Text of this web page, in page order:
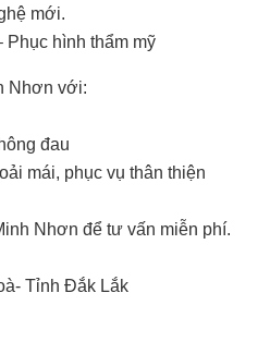
mới.
Phục hình thẩm mỹ
Nhơn với:
đau
mái, phục vụ thân thiện
Nhơn để tư vấn miễn phí.
Tỉnh Đắk Lắk